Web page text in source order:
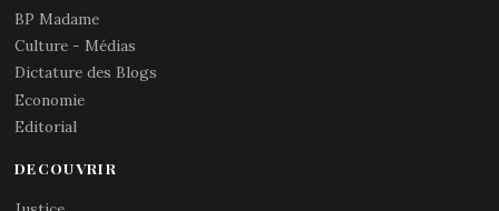
BP Madame
Culture - Médias
Dictature des Blogs
Economie
Editorial
DECOUVRIR